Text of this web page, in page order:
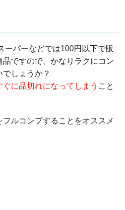
ーパーなどでは100円以下で販
ですので、かなりラクにコン
しょうか？
ぐに品切れになってしまう こと
ルコンプすることをオススメ